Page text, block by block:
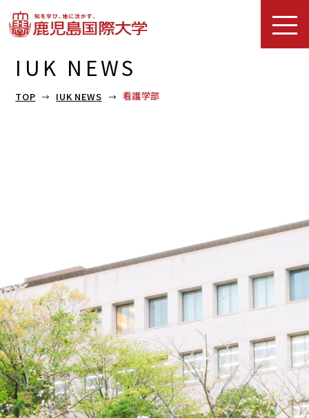
IUK NEWS
TOP IUK NEWS 看護学部